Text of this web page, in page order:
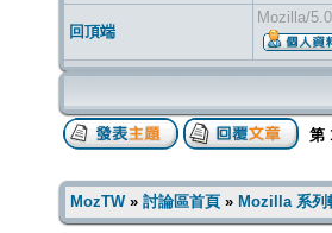
回頂端
Mozilla/
第
MozTW» 討論區首頁 » Mozilla 系列